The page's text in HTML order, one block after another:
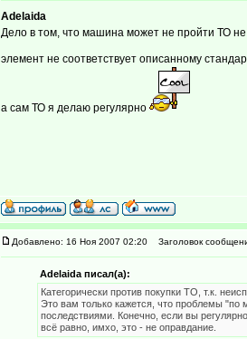
Adelaida
Дело в том, что машина может не пройти ТО не
элемент не соответствует описанному
а сам ТО я делаю регулярно
Добавлено: 16 Ноя 2007 02:20 Заголовок
Adelaida писал(а):
Категорически против покупки ТО, т.к.
Это вам только кажется, что проблемы "по
последствиями. Конечно, если вы
всё равно, имхо, это - не оправдание.